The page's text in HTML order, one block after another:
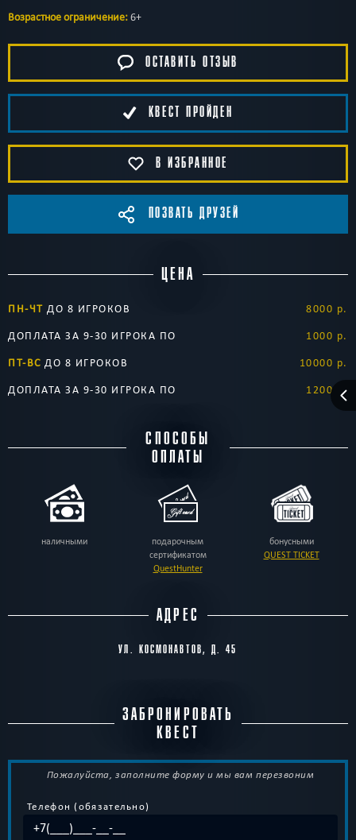
Возрастное ограничение:6+
ОСТАВИТЬ ОТЗЫВ
КВЕСТ ПРОЙДЕН
В ИЗБРАННОЕ
ПОЗВАТЬ ДРУЗЕЙ
ЦЕНА
ПН-ЧТ ДО 8 ИГРОКОВ
8000 р.
ДОПЛАТА ЗА 9-30 ИГРОКА ПО
1000 р.
ПТ-ВС ДО 8 ИГРОКОВ
10000 р.
ДОПЛАТА ЗА 9-30 ИГРОКА ПО
1200 р.
СПОСОБЫ
ОПЛАТЫ
наличными
подарочным
сертификатом
QuestHunter
бонусными
QUEST TICKET
АДРЕС
УЛ. КОСМОНАВТОВ, Д. 45
ЗАБРОНИРОВАТЬ
КВЕСТ
Пожалуйста, заполните форму и мы вам перезвоним
Телефон (обязательно)